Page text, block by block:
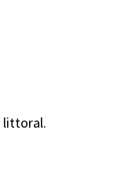
littoral.